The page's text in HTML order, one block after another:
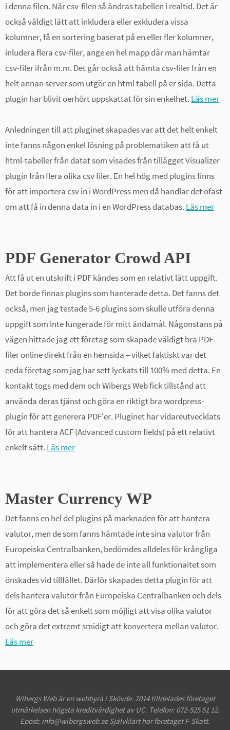
i denna filen. När csv-filen så ändras tabellen i realtid. Det är
också väldigt lätt att inkludera eller exkludera vissa
kolumner, få en sortering baserat på en eller fler kolumner,
inludera flera csv-filer, ange en hel mapp där man hämtar
csv-filer ifrån m.m. Det går också att hämta csv-filer från en
helt annan server som utgör en html tabell på er sida. Detta
plugin har blivit oerhört uppskattat för sin enkelhet. Läs mer
Anledningen till att pluginet skapades var att det helt enkelt
inte fanns någon enkel lösning på problematiken att få ut
html-tabeller från datat som visades från tillägget Visualizer
plugin från flera olika csv filer. En hel hög med plugins finns
för att importera csv in i WordPress men då handlar det ofast
om att få in denna data in i en WordPress databas. Läs mer
PDF Generator Crowd API
Att få ut en utskrift i PDF kändes som en relativt lätt uppgift.
Det borde finnas plugins som hanterade detta. Det fanns det
också, men jag testade 5-6 plugins som skulle utföra denna
uppgift som inte fungerade för mitt ändamål. Någonstans på
vägen hittade jag ett företag som skapade väldigt bra PDF-
filer online direkt från en hemsida – vilket faktiskt var det
enda företag som jag har sett lyckats till 100% med detta. En
kontakt togs med dem och Wibergs Web fick tillstånd att
använda deras tjänst och göra en riktigt bra wordpress-
plugin för att generera PDF'er. Pluginet har vidareutvecklats
för att hantera ACF (Advanced custom fields) på ett relativt
enkelt sätt. Läs mer
Master Currency WP
Det fanns en hel del plugins på marknaden för att hantera
valutor, men de som fanns hämtade inte sina valutor från
Europeiska Centralbanken, bedömdes alldeles för krångliga
att implementera eller så hade de inte all funktionaitet som
önskades vid tillfället. Därför skapades detta plugin för att
dels hantera valutor från Europeiska Centralbanken och dels
för att göra det så enkelt som möjligt att visa olika valutor
och göra det extremt smidigt att konvertera mellan valutor.
Läs mer
Wibergs Web är en webbyrå i Skövde. 2014 tilldelades företaget
utmärkelsen högsta kreditvärdighet av UC. Telefon: 072-525 51 12.
Epost: info@wibergsweb.se Självklart har företaget F-Skatt.